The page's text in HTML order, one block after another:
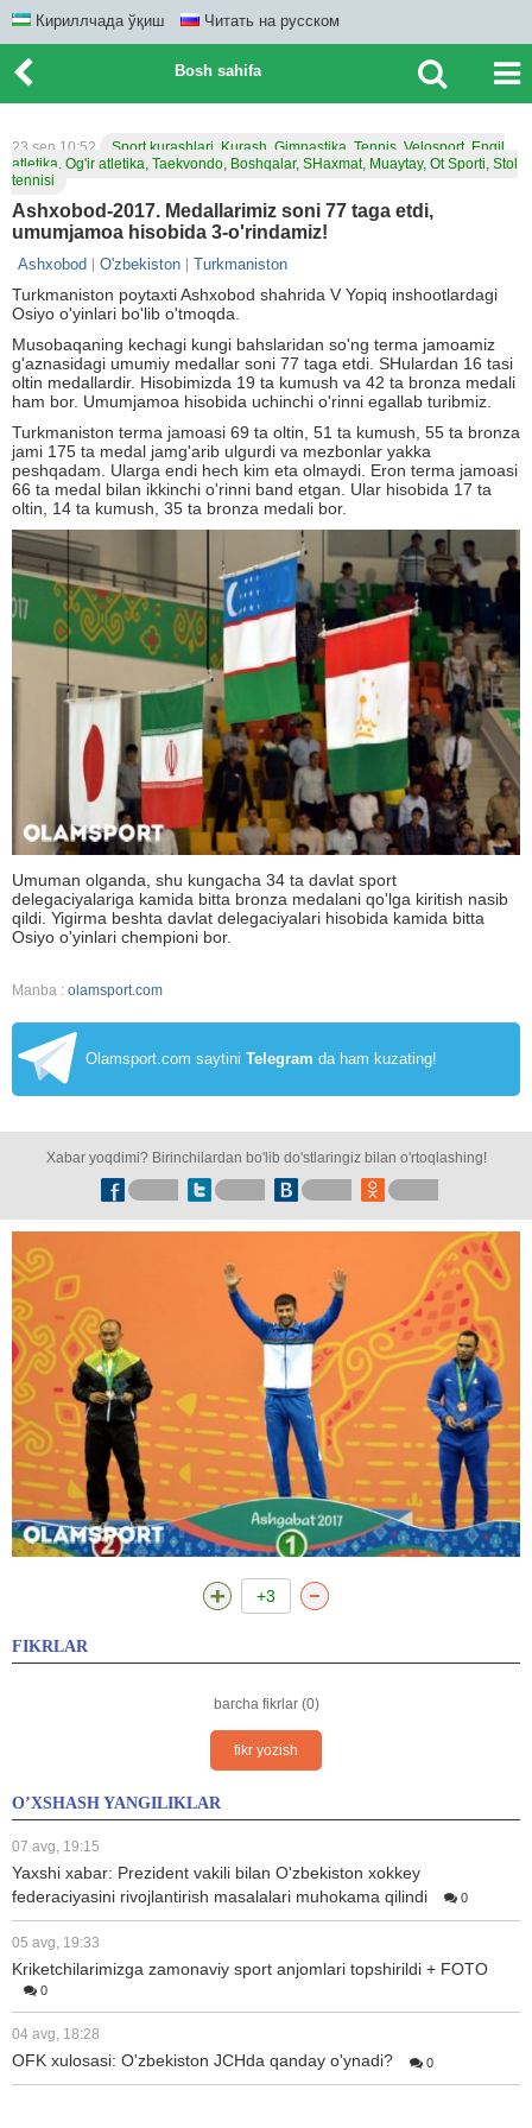
Кириллчада ўқиш Читать на русском
Bosh sahifa
23 sen 10:52
Sport kurashlari, Kurash, Gimnastika, Tennis, Velosport, Engil
atletika, Og'ir atletika, Taekvondo, Boshqalar, SHaxmat, Muaytay, Ot Sporti, Stol
tennisi
Ashxobod-2017. Medallarimiz soni 77 taga etdi,
umumjamoa hisobida 3-o'rindamiz!
Ashxobod O'zbekiston Turkmaniston
Turkmaniston poytaxti Ashxobod shahrida V Yopiq inshootlardagi
Osiyo o'yinlari bo'lib o'tmoqda.
Musobaqaning kechagi kungi bahslaridan so'ng terma jamoamiz
g'aznasidagi umumiy medallar soni 77 taga etdi. SHulardan 16 tasi
oltin medallardir. Hisobimizda 19 ta kumush va 42 ta bronza medali
ham bor. Umumjamoa hisobida uchinchi o'rinni egallab turibmiz.
Turkmaniston terma jamoasi 69 ta oltin, 51 ta kumush, 55 ta bronza
jami 175 ta medal jamg'arib ulgurdi va mezbonlar yakka
peshqadam. Ularga endi hech kim eta olmaydi. Eron terma jamoasi
66 ta medal bilan ikkinchi o'rinni band etgan. Ular hisobida 17 ta
oltin, 14 ta kumush, 35 ta bronza medali bor.
Umuman olganda, shu kungacha 34 ta davlat sport
delegaciyalariga kamida bitta bronza medalani qo'lga kiritish nasib
qildi. Yigirma beshta davlat delegaciyalari hisobida kamida bitta
Osiyo o'yinlari chempioni bor.
Manba : olamsport.com
Olamsport.com saytini Telegram da ham kuzating!
Xabar yoqdimi? Birinchilardan bo'lib do'stlaringiz bilan o'rtoqlashing!
+3
FIKRLAR
barcha fikrlar (0)
fikr yozish
O’XSHASH YANGILIKLAR
07 avg, 19:15
Yaxshi xabar: Prezident vakili bilan O'zbekiston xokkey
federaciyasini rivojlantirish masalalari muhokama qilindi
0
05 avg, 19:33
Kriketchilarimizga zamonaviy sport anjomlari topshirildi + FOTO
0
04 avg, 18:28
OFK xulosasi: O'zbekiston JCHda qanday o'ynadi? 0